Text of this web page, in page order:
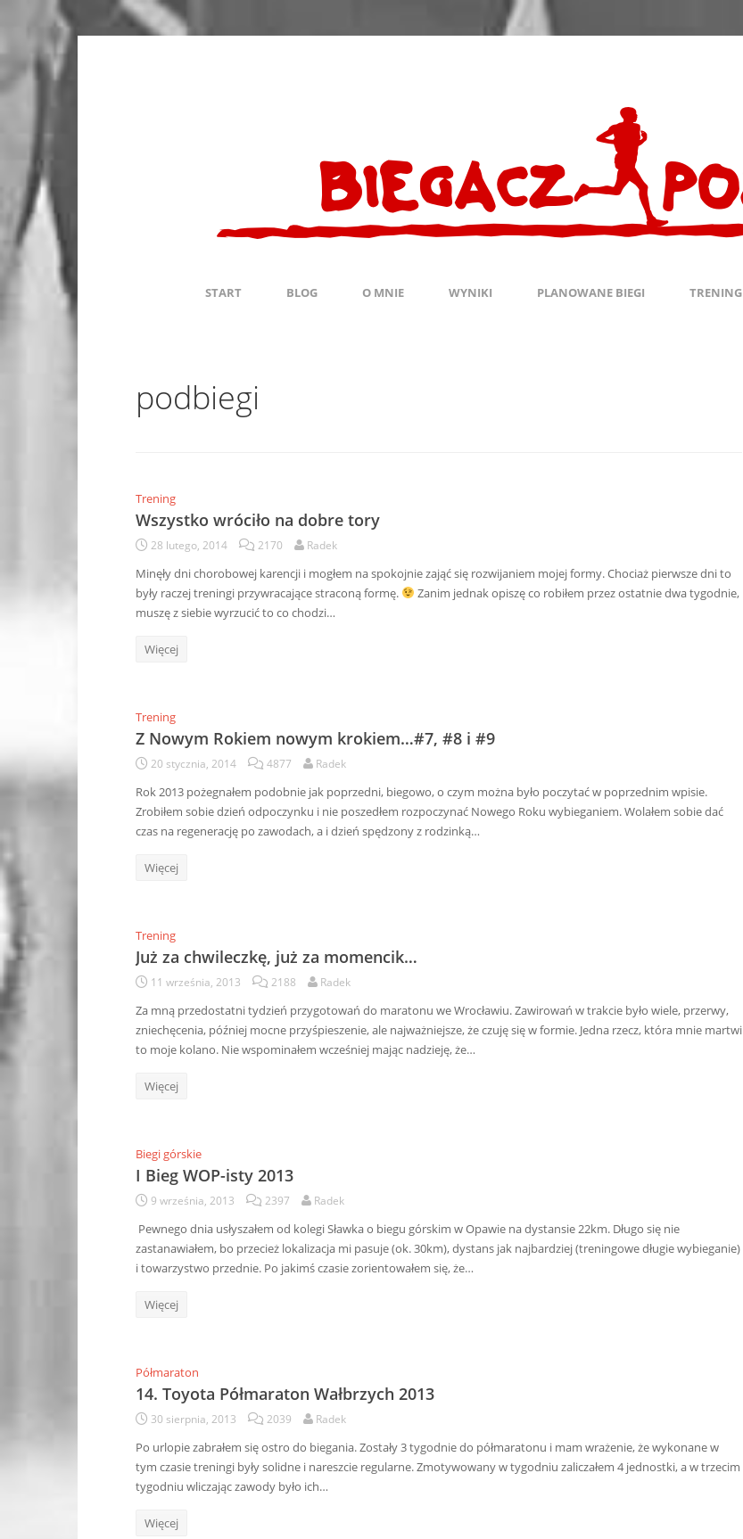
START BLOG O MNIE WYNIKI PLANOWANE BIEGI TRENING
podbiegi
Trening
Wszystko wróciło na dobre tory
28 lutego, 2014 2170 Radek
Minęły dni chorobowej karencji i mogłem na spokojnie zająć się rozwijaniem mojej formy. Chociaż pierwsze dni to
były raczej treningi przywracające straconą formę.
Zanim jednak opiszę co robiłem przez ostatnie dwa tygodnie,
muszę z siebie wyrzucić to co chodzi…
Więcej
Trening
Z Nowym Rokiem nowym krokiem…#7, #8 i #9
20 stycznia, 2014 4877 Radek
Rok 2013 pożegnałem podobnie jak poprzedni, biegowo, o czym można było poczytać w poprzednim wpisie.
Zrobiłem sobie dzień odpoczynku i nie poszedłem rozpoczynać Nowego Roku wybieganiem. Wolałem sobie dać
czas na regenerację po zawodach, a i dzień spędzony z rodzinką…
Więcej
Trening
Już za chwileczkę, już za momencik…
11 września, 2013 2188 Radek
Za mną przedostatni tydzień przygotowań do maratonu we Wrocławiu. Zawirowań w trakcie było wiele, przerwy,
zniechęcenia, później mocne przyśpieszenie, ale najważniejsze, że czuję się w formie. Jedna rzecz, która mnie martwi
to moje kolano. Nie wspominałem wcześniej mając nadzieję, że…
Więcej
Biegi górskie
I Bieg WOP-isty 2013
9 września, 2013 2397 Radek
Pewnego dnia usłyszałem od kolegi Sławka o biegu górskim w Opawie na dystansie 22km. Długo się nie
zastanawiałem, bo przecież lokalizacja mi pasuje (ok. 30km), dystans jak najbardziej (treningowe długie wybieganie)
i towarzystwo przednie. Po jakimś czasie zorientowałem się, że…
Więcej
Półmaraton
14. Toyota Półmaraton Wałbrzych 2013
30 sierpnia, 2013 2039 Radek
Po urlopie zabrałem się ostro do biegania. Zostały 3 tygodnie do półmaratonu i mam wrażenie, że wykonane w
tym czasie treningi były solidne i nareszcie regularne. Zmotywowany w tygodniu zaliczałem 4 jednostki, a w trzecim
tygodniu wliczając zawody było ich…
Więcej